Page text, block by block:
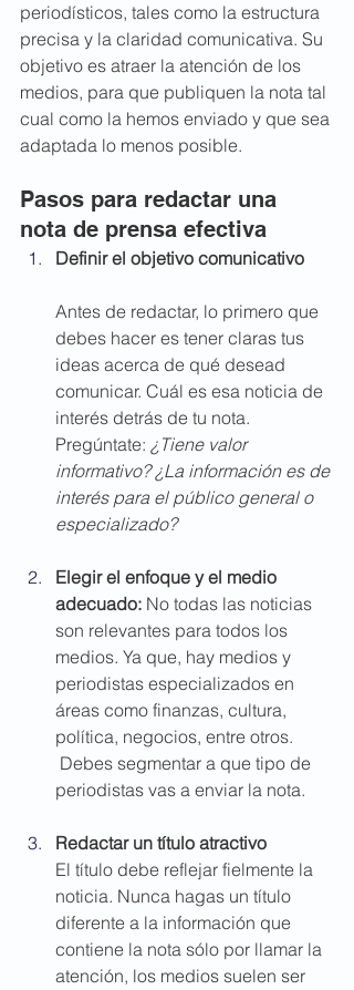
periodísticos, tales como la estructura
precisa y la claridad comunicativa. Su
objetivo es atraer la atención de los
medios, para que publiquen la nota tal
cual como la hemos enviado y que sea
adaptada lo menos posible.
Pasos para redactar una
nota de prensa efectiva
Definir el objetivo comunicativo
Antes de redactar, lo primero que
debes hacer es tener claras tus
ideas acerca de qué desead
comunicar. Cuál es esa noticia de
interés detrás de tu nota.
Pregúntate: ¿Tiene valor
informativo? ¿La información es de
interés para el público general o
especializado?
Elegir el enfoque y el medio
adecuado: No todas las noticias
son relevantes para todos los
medios. Ya que, hay medios y
periodistas especializados en
áreas como finanzas, cultura,
política, negocios, entre otros.
Debes segmentar a que tipo de
periodistas vas a enviar la nota.
Redactar un título atractivo
El título debe reflejar fielmente la
noticia. Nunca hagas un título
diferente a la información que
contiene la nota sólo por llamar la
atención, los medios suelen ser